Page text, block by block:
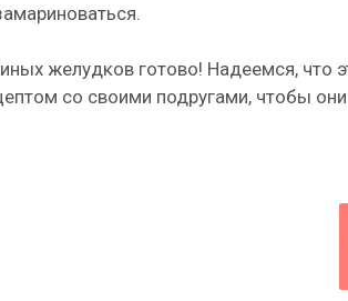
желудков готово! Надеемся, что
со своими подругами, чтобы